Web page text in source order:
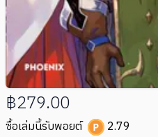
฿279.00
ซื้อเล่มนี้รับพอยต์ 2.79